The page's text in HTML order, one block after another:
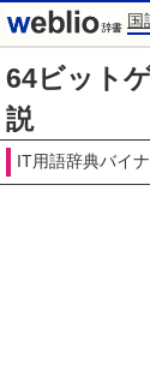
国
64ビット
説
IT用語辞典バイナ